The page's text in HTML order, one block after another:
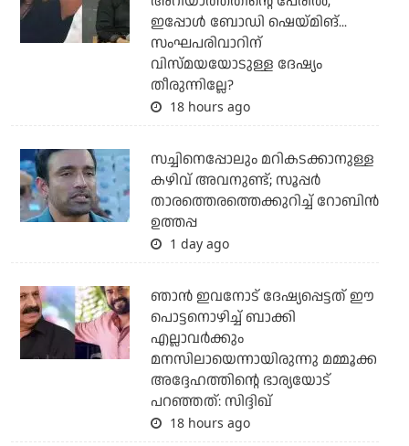
ഇപ്പോള്‍ ബോഡി ഷെയ്മിങ്...
സംഘപരിവാറിന്
വിസ്മയയോടുള്ള ദേഷ്യം
തീരുന്നില്ലേ?
18 hours ago
സച്ചിനെപ്പോലും മറികടക്കാനുള്ള
കഴിവ് അവനുണ്ട്; സൂപ്പര്‍
താരത്തെരത്തെക്കുറിച്ച് റോബിന്‍
ഉത്തപ്പ
1 day ago
ഞാന്‍ ഇവനോട് ദേഷ്യപ്പെട്ടത് ഈ
പൊട്ടനൊഴിച്ച് ബാക്കി
എല്ലാവര്‍ക്കും
മനസിലായെന്നായിരുന്നു മമ്മൂക്ക
അദ്ദേഹത്തിന്റെ ഭാര്യയോട്
പറഞ്ഞത്: സിദ്ദിഖ്
18 hours ago